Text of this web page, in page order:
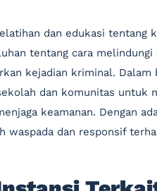
dan edukasi tentang
tentang cara
kejadian kriminal. Dalam
dan komunitas untuk
keamanan. Dengan
waspada dan responsif